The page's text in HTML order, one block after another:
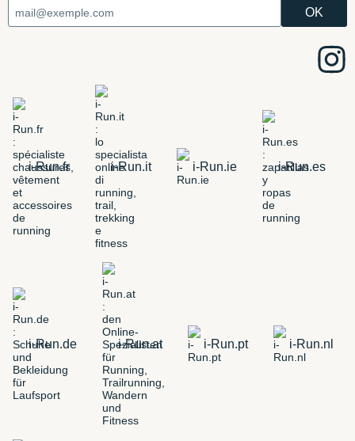
i-Run.fr i-Run.it i-Run.ie i-Run.es
i-Run.de i-Run.at i-Run.pt i-Run.nl